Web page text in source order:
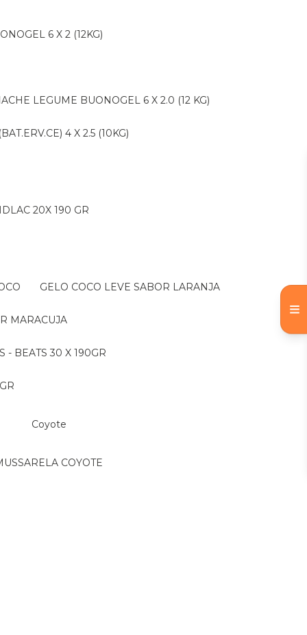
6 X 2 (12KG)
LEGUME BUONOGEL 6 X 2.0 (12 KG)
4 X 2.5 (10KG)
20X 190 GR
GELO COCO LEVE SABOR LARANJA
MARACUJA
- BEATS 30 X 190GR
Coyote
MUSSARELA COYOTE